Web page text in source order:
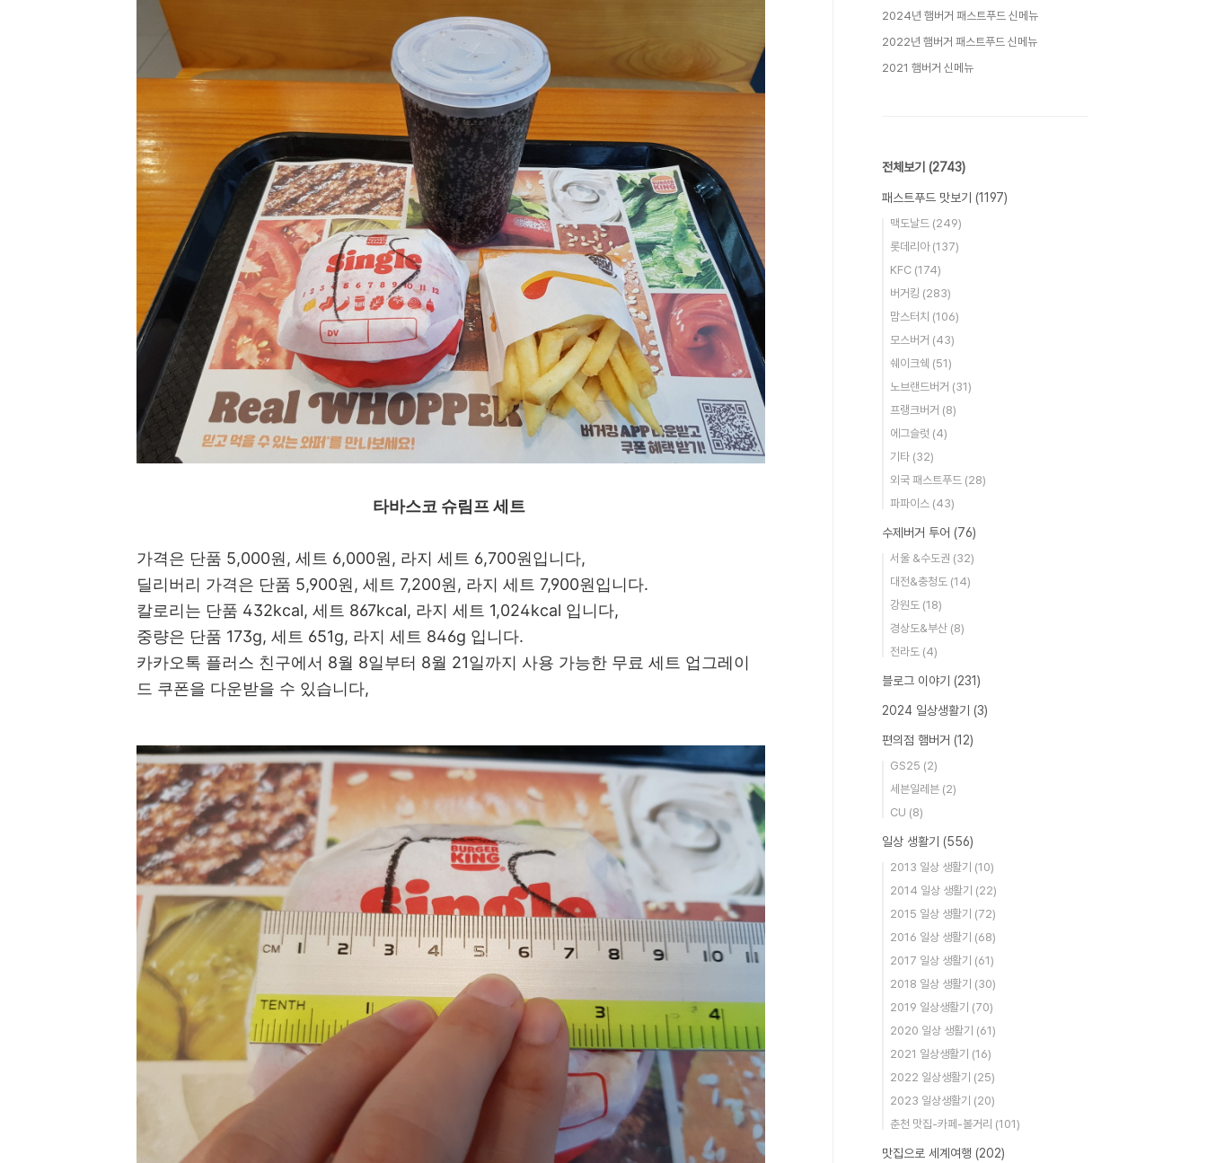
타바스코 슈림프 세트
가격은 단품 5,000원, 세트 6,000원, 라지 세트 6,700원입니다,
딜리버리 가격은 단품 5,900원, 세트 7,200원, 라지 세트 7,900원입니다.
칼로리는 단품 432kcal, 세트 867kcal, 라지 세트 1,024kcal 입니다,
중량은 단품 173g, 세트 651g, 라지 세트 846g 입니다.
카카오톡 플러스 친구에서 8월 8일부터 8월 21일까지 사용 가능한 무료 세트 업그레이
드 쿠폰을 다운받을 수 있습니다,
2024년 햄버거 패스트푸드 신메뉴
2022년 햄버거 패스트푸드 신메뉴
2021 햄버거 신메뉴
전체보기 (2743)
패스트푸드 맛보기 (1197)
맥도날드 (249)
롯데리아 (137)
KFC (174)
버거킹 (283)
맘스터치 (106)
모스버거 (43)
쉐이크쉑 (51)
노브랜드버거 (31)
프랭크버거 (8)
에그슬럿 (4)
기타 (32)
외국 패스트푸드 (28)
파파이스 (43)
수제버거 투어 (76)
서울 &수도권 (32)
대전&충청도 (14)
강원도 (18)
경상도&부산 (8)
전라도 (4)
블로그 이야기 (231)
2024 일상생활기 (3)
편의점 햄버거 (12)
GS25 (2)
세븐일레븐 (2)
CU (8)
일상 생활기 (556)
2013 일상 생활기 (10)
2014 일상 생활기 (22)
2015 일상 생활기 (72)
2016 일상 생활기 (68)
2017 일상 생활기 (61)
2018 일상 생활기 (30)
2019 일상생활기 (70)
2020 일상 생활기 (61)
2021 일상생활기 (16)
2022 일상생활기 (25)
2023 일상생활기 (20)
춘천 맛집-카페-볼거리 (101)
맛집으로 세계여행 (202)